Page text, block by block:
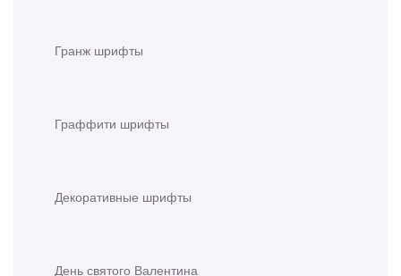
Гранж шрифты
Граффити шрифты
Декоративные шрифты
День святого Валентина